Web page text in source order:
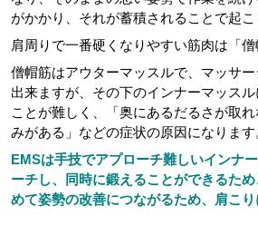
がかかり、それが蓄積されることで起こ
肩周りで一番硬くなりやすい筋肉は「僧
僧帽筋はアウターマッスルで、マッサ
出来ますが、その下のインナーマッス
ことが難しく、「奥にあるだるさが取
みがある」などの症状の原因になります
EMSは手技でアプローチ難しいインナ
ーチし、同時に鍛えることができるた
めて姿勢の改善につながるため、肩こり